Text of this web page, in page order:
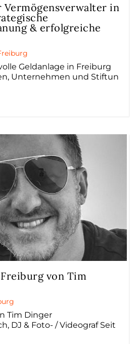
Vermögensverwalter in
& erfolgreiche
Geldanlage in Freiburg
Unternehmen und Stiftun
von Tim
Tim Dinger
DJ & Foto- / Videograf Seit